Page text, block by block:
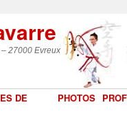
27000 Evreux
DE
PHOTOS